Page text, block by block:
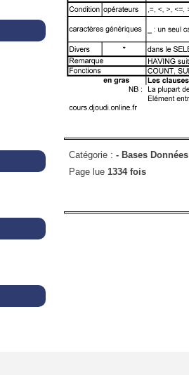
Catégorie : - Bases Données
Page lue 1334 fois